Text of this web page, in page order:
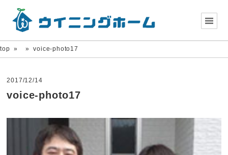
top » »voice-photo17
2017/12/14
voice-photo17